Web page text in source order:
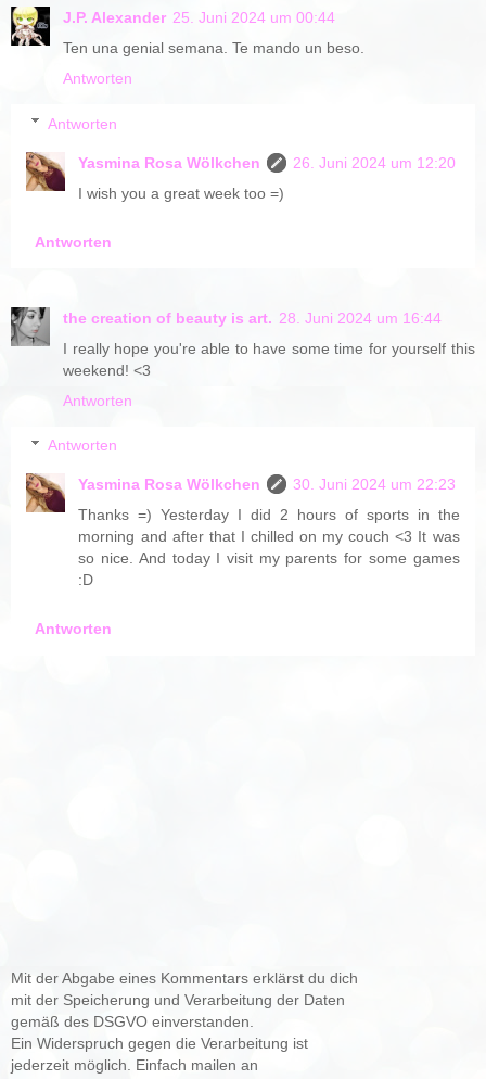
J.P. Alexander 25. Juni 2024 um 00:44
Ten una genial semana. Te mando un beso.
Antworten
Antworten
Yasmina Rosa Wölkchen
26. Juni 2024 um 12:20
I wish you a great week too =)
Antworten
the creation of beauty is art. 28. Juni 2024 um 16:44
I really hope you're able to have some time for yourself this
weekend! <3
Antworten
Antworten
Yasmina Rosa Wölkchen
30. Juni 2024 um 22:23
Thanks =) Yesterday I did 2 hours of sports in the
morning and after that I chilled on my couch <3 It was
so nice. And today I visit my parents for some games
:D
Antworten
Mit der Abgabe eines Kommentars erklärst du dich
mit der Speicherung und Verarbeitung der Daten
gemäß des DSGVO einverstanden.
Ein Widerspruch gegen die Verarbeitung ist
jederzeit möglich. Einfach mailen an